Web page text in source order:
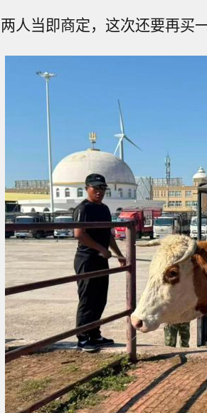
两人当即商定，这次还要再买